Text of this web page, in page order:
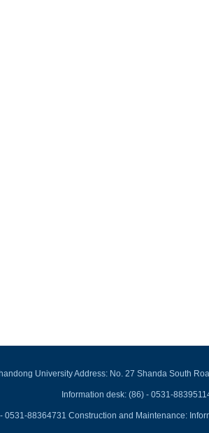
University Address: No. 27 Shanda South
Information desk: (86) - 0531-
0531-88364731 Construction and Maintenance: